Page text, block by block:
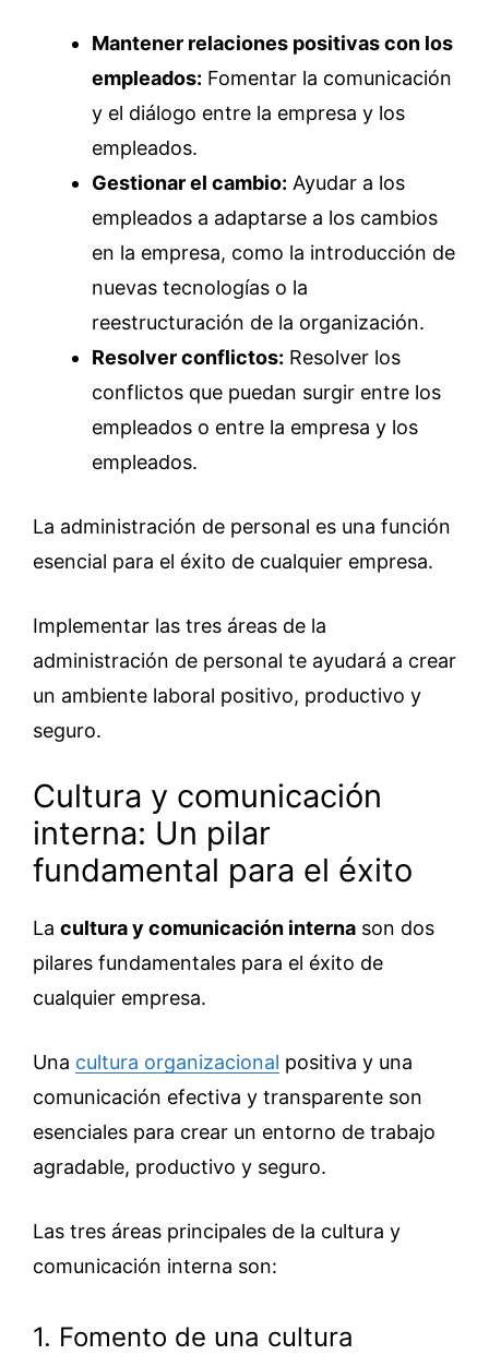
Mantener relaciones positivas con los
empleados: Fomentar la comunicación
y el diálogo entre la empresa y los
empleados.
Gestionar el cambio: Ayudar a los
empleados a adaptarse a los cambios
en la empresa, como la introducción de
nuevas tecnologías o la
reestructuración de la organización.
Resolver conflictos: Resolver los
conflictos que puedan surgir entre los
empleados o entre la empresa y los
empleados.
La administración de personal es una función
esencial para el éxito de cualquier empresa.
Implementar las tres áreas de la
administración de personal te ayudará a crear
un ambiente laboral positivo, productivo y
seguro.
Cultura y comunicación
interna: Un pilar
fundamental para el éxito
La cultura y comunicación interna son dos
pilares fundamentales para el éxito de
cualquier empresa.
Una cultura organizacional positiva y una
comunicación efectiva y transparente son
esenciales para crear un entorno de trabajo
agradable, productivo y seguro.
Las tres áreas principales de la cultura y
comunicación interna son:
1. Fomento de una cultura